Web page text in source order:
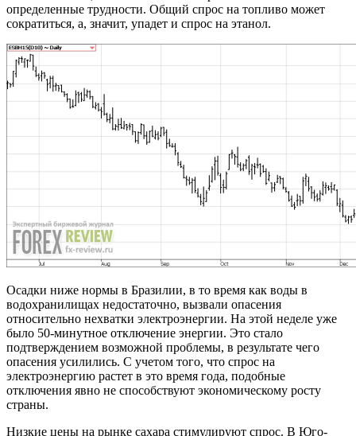
определенные трудности. Общий спрос на топливо может
сократиться, а, значит, упадет и спрос на этанол.
Осадки ниже нормы в Бразилии, в то время как воды в
водохранилищах недостаточно, вызвали опасения
относительно нехватки электроэнергии. На этой неделе уже
было 50-минутное отключение энергии. Это стало
подтверждением возможной проблемы, в результате чего
опасения усилились. С учетом того, что спрос на
электроэнергию растет в это время года, подобные
отключения явно не способствуют экономическому росту
страны.
Низкие цены на рынке сахара стимулируют спрос. В Юго-